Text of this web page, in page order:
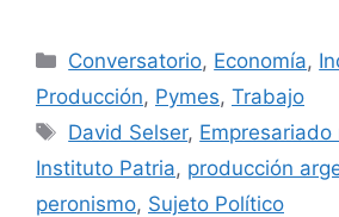
Conversatorio, Economía,
Producción, Pymes, Trabajo
David Selser, Empresariado
Instituto Patria, producción
peronismo, Sujeto Político